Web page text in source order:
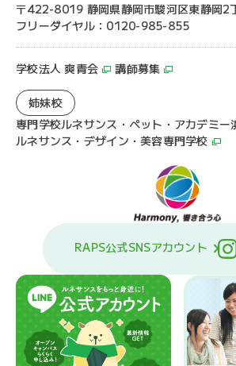
〒422-8019 静岡県静岡市駿河区東静岡2
フリーダイヤル：0120-985-855
学校法人 爽青会 講師募集
姉妹校
専門学校ルネサンス・ペット・アカデミー
ルネサンス・デザイン・美容専門学校
RAPS公式SNSアカウント